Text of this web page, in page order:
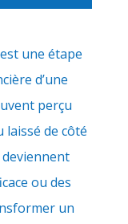
une étape
d’une
perçu
laissé de côté
deviennent
ou des
un